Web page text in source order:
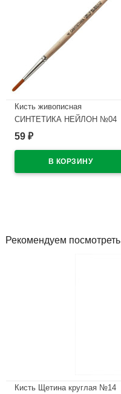
Кисть живописная
СИНТЕТИКА НЕЙЛОН №04
круглая
59 ₽
Рекомендуем посмотреть
Кисть Щетина круглая №14